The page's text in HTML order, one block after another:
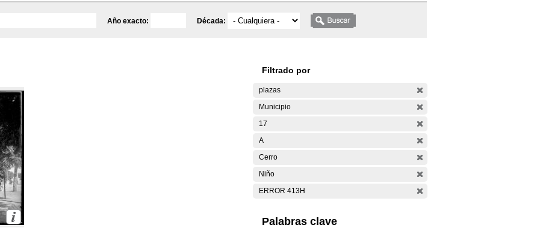
Año exacto: Década:
Filtrado por
plazas
Municipio
17
A
Cerro
Niño
ERROR 413H
Palabras clave